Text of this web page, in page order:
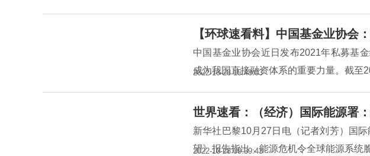
【环球速看料】中国基金业协会
中国基金业协会近日发布2021年私募基
成为我国直接融资体系的重要力量。截至
2022-10-28 15:48:03
世界速看：（经济）国际能源署
新华社巴黎10月27日电（记者刘芳）国
望》报告指出，能源危机令全球能源系统
2022-10-28 09:39:43